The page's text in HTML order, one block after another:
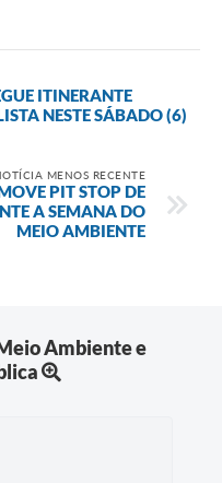
ITINERANTE
NESTE SÁBADO (6)
MENOS RECENTE
PIT STOP DE
A SEMANA DO
MEIO AMBIENTE
Ambiente e